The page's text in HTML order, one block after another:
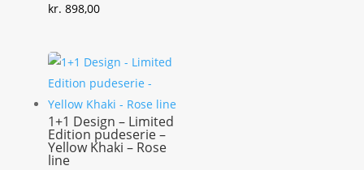
kr. 898,00
1+1 Design – Limited
Edition pudeserie –
Yellow Khaki – Rose
line